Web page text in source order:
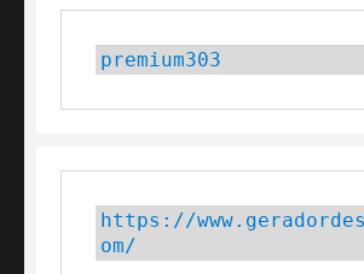
premium303
https://
om/